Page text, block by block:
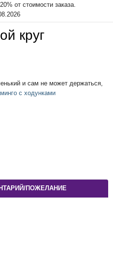
от стоимости заказа.
круг
и сам не может держаться,
с ходунками
ПОЖЕЛАНИЕ